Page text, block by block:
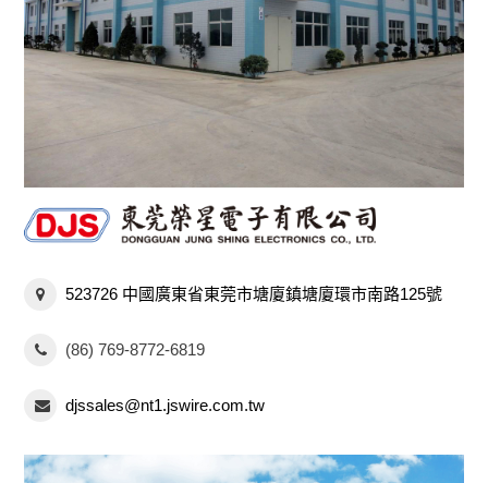
523726 中國廣東省東莞市塘廈鎮塘廈環市南路125號
(86) 769-8772-6819
djssales@nt1.jswire.com.tw